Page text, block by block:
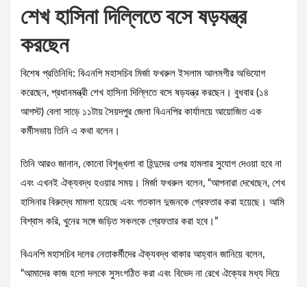
শেখ হাসিনা দিল্লিতে বসে ষড়যন্ত্র
করছেন
বিশেষ প্রতিনিধি: বিএনপি মহাসচিব মির্জা ফখরুল ইসলাম আলমগীর অভিযোগ
করেছেন, প্রধানমন্ত্রী শেখ হাসিনা দিল্লিতে বসে ষড়যন্ত্র করছেন। বুধবার (১৪
আগস্ট) বেলা সাড়ে ১১টায় সৈয়দপুর জেলা বিএনপির কার্যালয়ে আয়োজিত এক
কর্মীসভায় তিনি এ কথা বলেন।
তিনি আরও জানান, কোনো বিশৃঙ্খলা বা হিন্দুদের ওপর হামলার সুযোগ দেওয়া হবে না
এবং এখনই ঐক্যবদ্ধ হওয়ার সময়। মির্জা ফখরুল বলেন, “আপনারা দেখেছেন, শেখ
হাসিনার বিরুদ্ধে মামলা হয়েছে এবং গতকাল দুজনকে গ্রেফতার করা হয়েছে। আমি
বিশ্বাস করি, খুনের সঙ্গে জড়িত সকলকে গ্রেফতার করা হবে।”
বিএনপি মহাসচিব দলের নেতাকর্মীদের ঐক্যবদ্ধ থাকার আহ্বান জানিয়ে বলেন,
“আমাদের কাজ হলো দলকে সুসংগঠিত করা এবং বিভেদ না রেখে ঐক্যের মধ্য দিয়ে